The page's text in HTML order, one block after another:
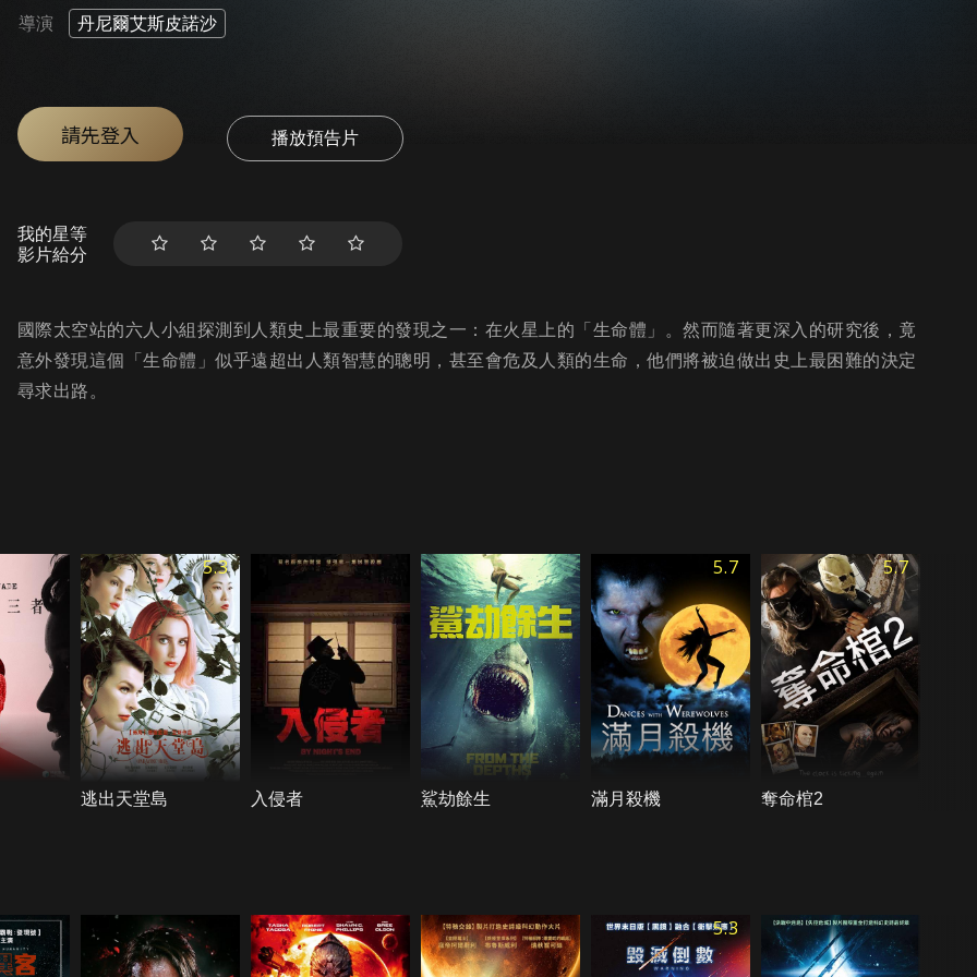
導演 丹尼爾艾斯皮諾沙
請先登入 播放預告片
我的星等
影片給分
國際太空站的六人小組探測到人類史上最重要的發現之一：在火星上的「生命體」。然而隨著更深入的研究後，竟
意外發現這個「生命體」似乎遠超出人類智慧的聰明，甚至會危及人類的生命，他們將被迫做出史上最困難的決定
尋求出路。
5.3
逃出天堂島 入侵者 鯊劫餘生
5.7
滿月殺機
5.7
奪命棺2
5.3